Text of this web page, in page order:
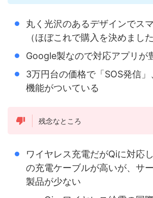
丸く光沢のあるデザインでス
（ほぼこれで購入を決めました
Google製なので対応アプリが
3万円台の価格で「SOS発信」
機能がついている
残念なところ
ワイヤレス充電だがQiに対応
の充電ケーブルが高いが、サ
製品が少ない